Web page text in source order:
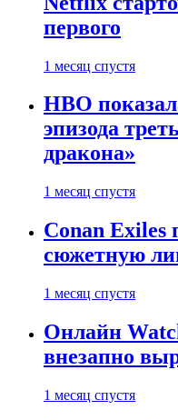
первого
1 месяц спустя
HBO
эпизода
дракона»
1 месяц спустя
Conan Exiles
сюжетную
1 месяц спустя
Онлайн
внезапно
1 месяц спустя